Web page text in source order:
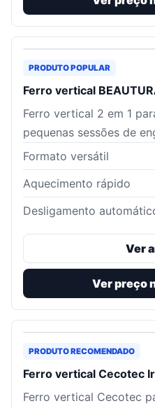
PRODUTO POPULAR
Ferro vertical
Ferro vertical 2 em 1
pequenas sessões de
Formato versátil
Aquecimento rápido
Desligamento
Ver
Ver preço
PRODUTO RECOMENDADO
Ferro vertical Cecotec
Ferro vertical Cecotec